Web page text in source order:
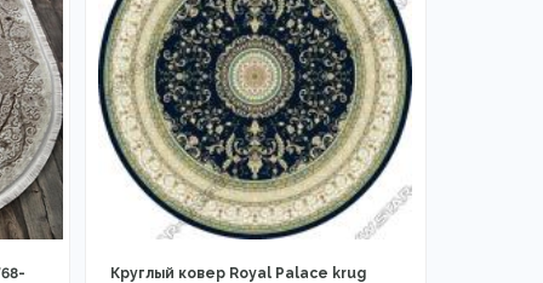
Круглый ковер Royal Palace krug